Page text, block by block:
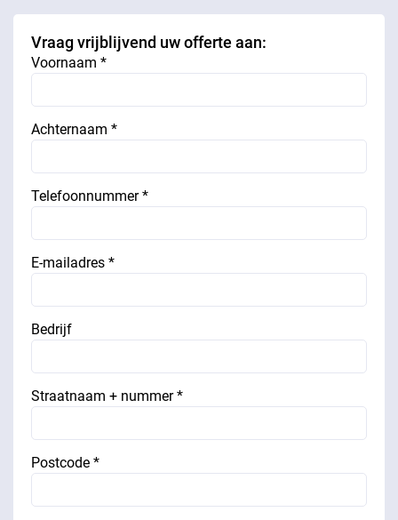
Vraag vrijblijvend uw offerte aan:
Voornaam *
Achternaam *
Telefoonnummer *
E-mailadres *
Bedrijf
Straatnaam + nummer *
Postcode *